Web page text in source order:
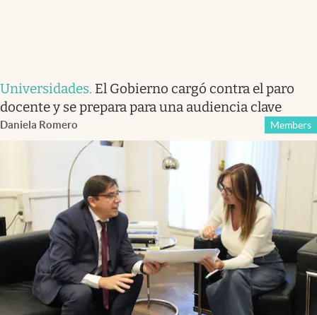
Universidades. El Gobierno cargó contra el paro
docente y se prepara para una audiencia clave
Daniela Romero Members